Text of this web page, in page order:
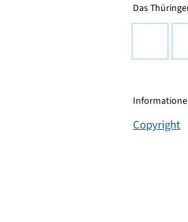
Das
Copyright